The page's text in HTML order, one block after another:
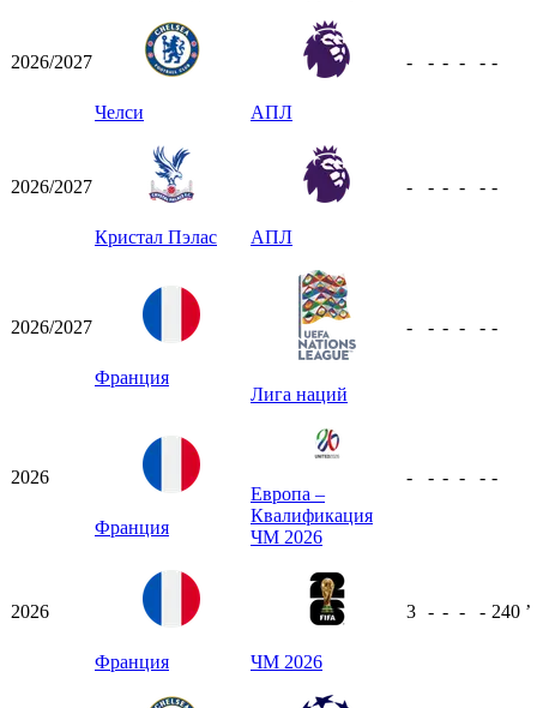
2026/2027
Челси АПЛ
- - - - - -
2026/2027
Кристал Пэлас АПЛ
- - - - - -
2026/2027
Франция
Лига наций
- - - - - -
2026
Франция
Европа –
Квалификация
ЧМ 2026
- - - - - -
2026
Франция ЧМ 2026
3 - - - - 240 ʼ